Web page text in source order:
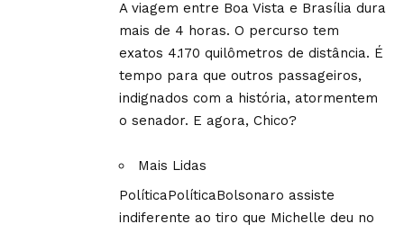
A viagem entre Boa Vista e Brasília dura
mais de 4 horas. O percurso tem
exatos 4.170 quilômetros de distância. É
tempo para que outros passageiros,
indignados com a história, atormentem
o senador. E agora, Chico?
Mais Lidas
PolíticaPolíticaBolsonaro assiste
indiferente ao tiro que Michelle deu no